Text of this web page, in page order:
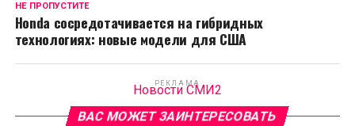
НЕ ПРОПУСТИТЕ
Honda сосредотачивается на гибридных
технологиях: новые модели для США
РЕКЛАМА
Новости СМИ2
ВАС МОЖЕТ ЗАИНТЕРЕСОВАТЬ